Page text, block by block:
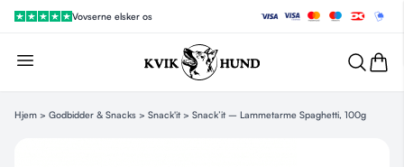
Vovserne elsker os
Hjem > Godbidder & Snacks > Snack'it > Snack’it – Lammetarme Spaghetti, 100g